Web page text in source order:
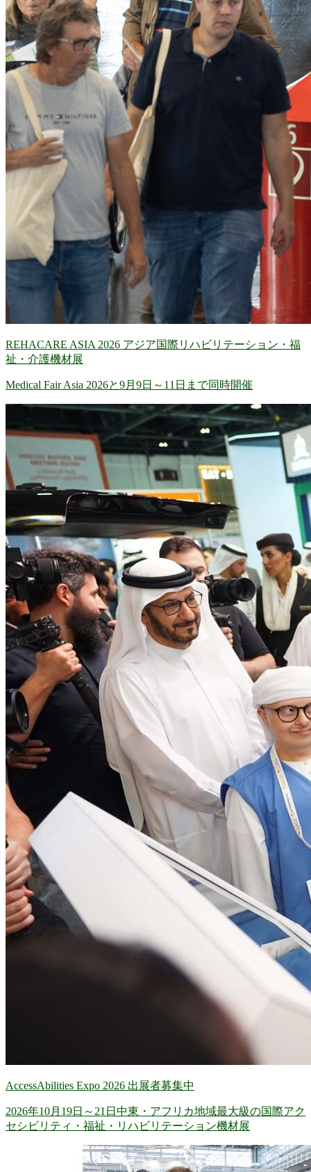
REHACARE ASIA 2026 アジア国際リハビリテーション・福
祉・介護機材展
Medical Fair Asia 2026と9月9日～11日まで同時開催
AccessAbilities Expo 2026 出展者募集中
2026年10月19日～21日中東・アフリカ地域最大級の国際アク
セシビリティ・福祉・リハビリテーション機材展